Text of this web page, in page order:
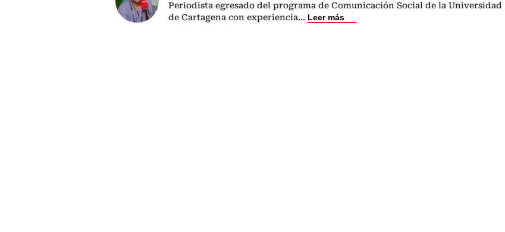
Periodista egresado del programa de Comunicación Social de la Universidad
de Cartagena con experiencia... Leer más